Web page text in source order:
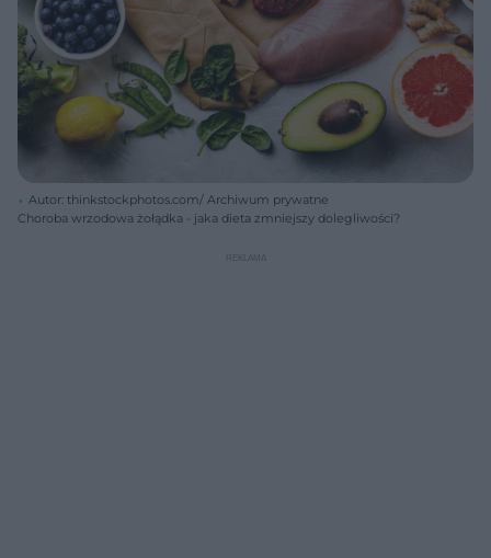
Autor: thinkstockphotos.com/ Archiwum prywatne
Choroba wrzodowa żołądka - jaka dieta zmniejszy dolegliwości?